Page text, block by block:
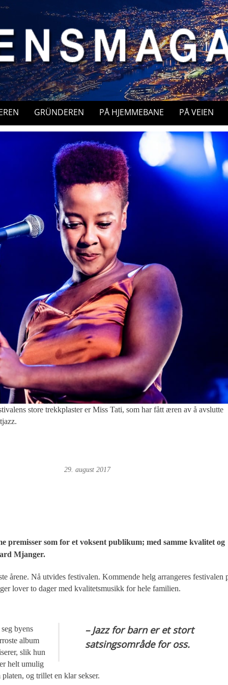
GRÜNDEREN PÅ HJEMMEBANE PÅ VEIEN
store trekkplaster er Miss Tati, som har fått æren av å avslutte
29. august 2017
premisser som for et voksent publikum; med samme kvalitet og
Mjanger.
årene. Nå utvides festivalen. Kommende helg arrangeres festivalen
lover to dager med kvalitetsmusikk for hele familien.
– Jazz for barn er et stort
satsingsområde for oss.
byens
album
slik hun
helt umulig
og trillet en klar sekser.